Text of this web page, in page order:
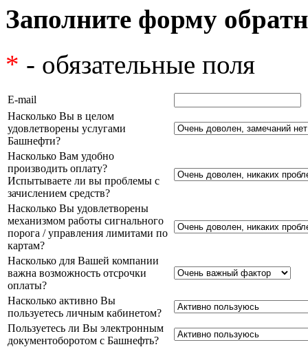
Заполните форму
* - обязательные поля
E-mail
Насколько Вы в целом
удовлетворены услугами
Башнефти?
Насколько Вам удобно
производить оплату?
Испытываете ли вы проблемы с
зачислением средств?
Насколько Вы удовлетворены
механизмом работы сигнального
порога / управления лимитами по
картам?
Насколько для Вашей компании
важна возможность отсрочки
оплаты?
Насколько активно Вы
пользуетесь личным кабинетом?
Пользуетесь ли Вы электронным
документоборотом с Башнефть?